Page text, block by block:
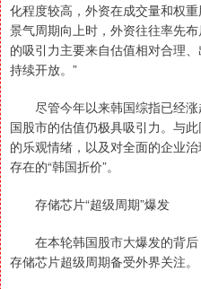
化程度较高，外资在成交量和权
景气周期向上时，外资往往率先
的吸引力主要来自估值相对合理
持续开放。”
尽管今年以来韩国综指已经涨
国股市的估值仍极具吸引力。与
的乐观情绪，以及对全面的企业
存在的“韩国折价”。
存储芯片“超级周期”爆发
在本轮韩国股市大爆发的背后
存储芯片超级周期备受外界关注。